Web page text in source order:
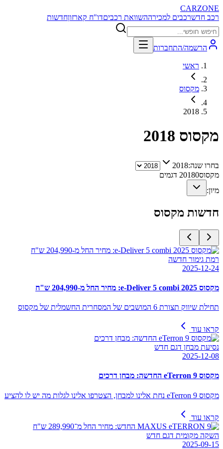
CARZONE
רכב חדשרכבים למכירההשוואת רכביםדו"ח קארזוןחדשות
הרשמה/התחברות
ראשי
מקסוס
2018
מקסוס 2018
בחרו שנה:2018
מקסוס 20180
דגמים
מיון:
חדשות מקסוס
רמת גימור חדשה
2025-12-24
מקסוס e-Deliver 5 combi 2025: מחיר החל מ-204,990 ש"ח
תחילת שיווק תצורת 6 המושבים של המסחרית החשמלית של מקסוס
קראו עוד
נסיעת מבחן דגם חדש
2025-12-08
מקסוס eTerron 9 החדשה: מבחן דרכים
מקסוס eTerron 9 נחת אלינו למבחן, הצטרפו אלינו לגלות מה יש לו להציע
קראו עוד
השקה מקומית דגם חדש
2025-09-15